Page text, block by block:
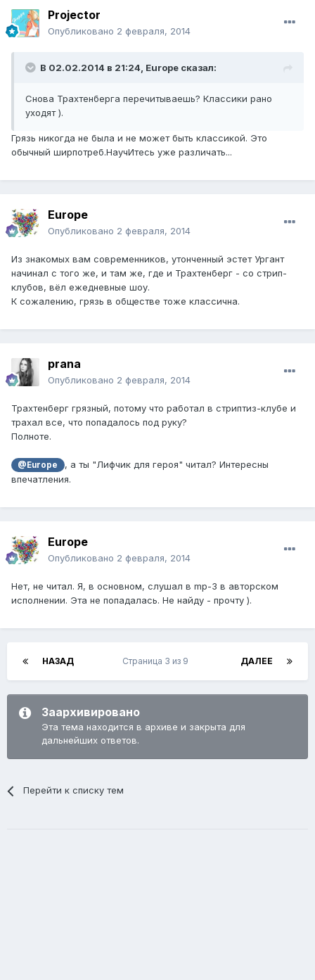
Projector
Опубликовано 2 февраля, 2014
В 02.02.2014 в 21:24, Europe сказал:
Снова Трахтенберга перечитываешь? Классики рано
уходят ).
Грязь никогда не была и не может быть классикой. Это
обычный ширпотреб.НаучИтесь уже различать...
Europe
Опубликовано 2 февраля, 2014
Из знакомых вам современников, утонченный эстет Ургант
начинал с того же, и там же, где и Трахтенберг - со стрип-
клубов, вёл ежедневные шоу.
К сожалению, грязь в обществе тоже классична.
prana
Опубликовано 2 февраля, 2014
Трахтенберг грязный, потому что работал в стриптиз-клубе и
трахал все, что попадалось под руку?
Полноте.
@Europe
, а ты "Лифчик для героя" читал? Интересны
впечатления.
Europe
Опубликовано 2 февраля, 2014
Нет, не читал. Я, в основном, слушал в mp-3 в авторском
исполнении. Эта не попадалась. Не найду - прочту ).
НАЗАД ДАЛЕЕ
Страница 3 из 9
Заархивировано
Эта тема находится в архиве и закрыта для
дальнейших ответов.
Перейти к списку тем